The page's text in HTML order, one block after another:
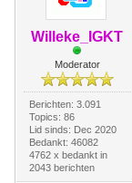
Willeke_IGKT
Moderator
Berichten: 3.091
Topics: 86
Lid sinds: Dec 2020
Bedankt: 46082
4762 x bedankt in
2043 berichten